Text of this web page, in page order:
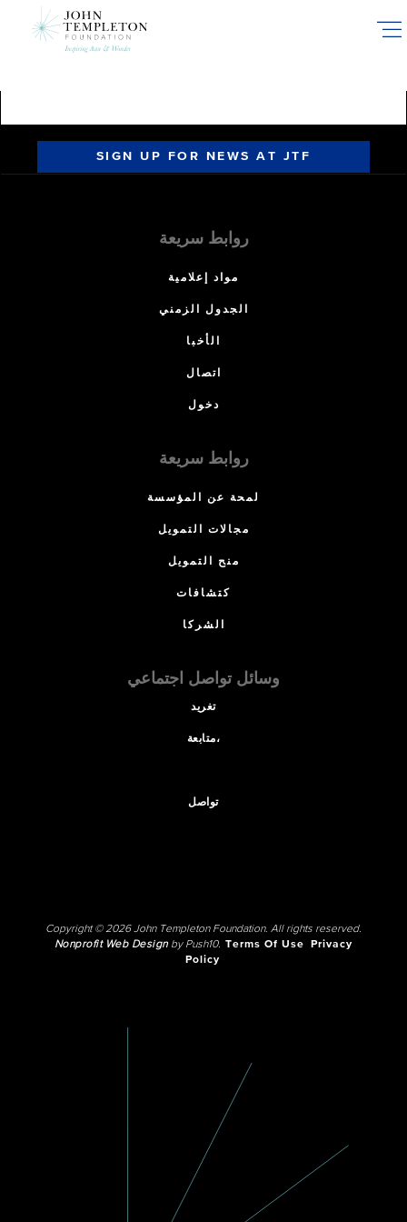
SIGN UP FOR NEWS AT JTF
روابط سريعة
مواد إعلامية
الجدول الزمني
الأخبا
اتصال
دخول
روابط سريعة
لمحة عن المؤسسة
مجالات التمويل
منح التمويل
كتشافات
الشركا
وسائل تواصل اجتماعي
تغريد
متابعة،
تواصل
Copyright © 2026 John Templeton Foundation. All rights reserved.
Nonprofit Web Designby Push10. Terms Of Use
Privacy
Policy